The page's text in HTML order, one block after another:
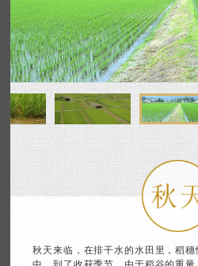
秋天来临，在排干水的水田里，稻